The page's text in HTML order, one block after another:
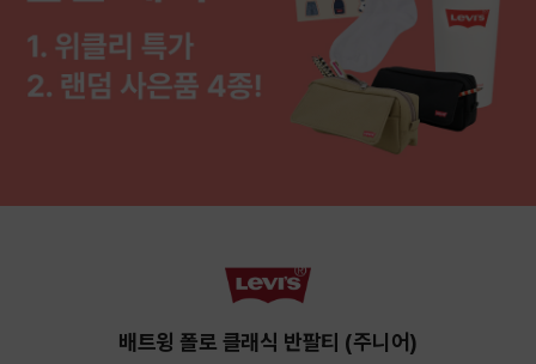
배트윙 폴로 클래식 반팔티 (주니어)